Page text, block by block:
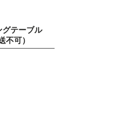
グテーブル
不可）